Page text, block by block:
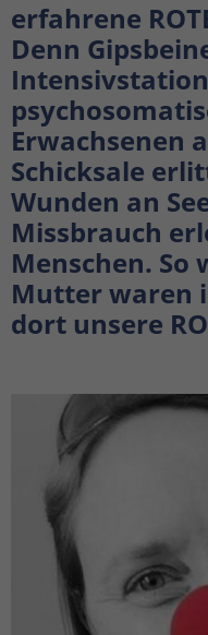
erfahrene
Denn
Erwachsenen
Schicksale
Wunden an
Missbrauch
Menschen. So
Mutter waren
dort unsere